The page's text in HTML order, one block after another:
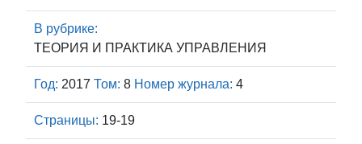
В рубрике:
ТЕОРИЯ И ПРАКТИКА УПРАВЛЕНИЯ
Год: 2017 Том: 8 Номер журнала: 4
Страницы: 19-19